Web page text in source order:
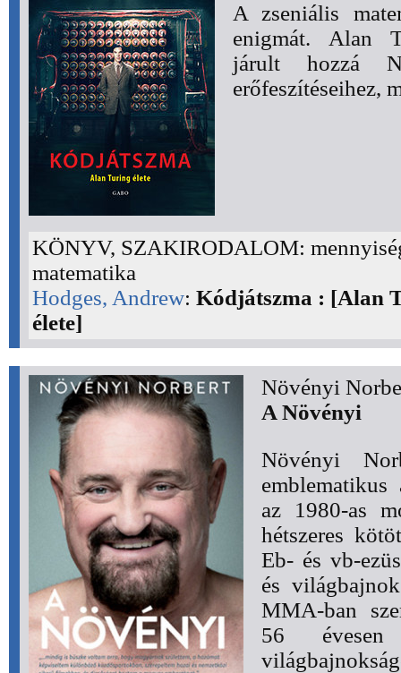
A zseniális
enigmát. Alan
járult hozzá
erőfeszítéseihez,
KÖNYV, SZAKIRODALOM:
matematika
Hodges, Andrew: Kódjátszma : [Alan
élete]
Növényi
A Növényi
Növényi
az 1980-as
hétszeres
Eb- és vb-
és
MMA-ban
56 évesen